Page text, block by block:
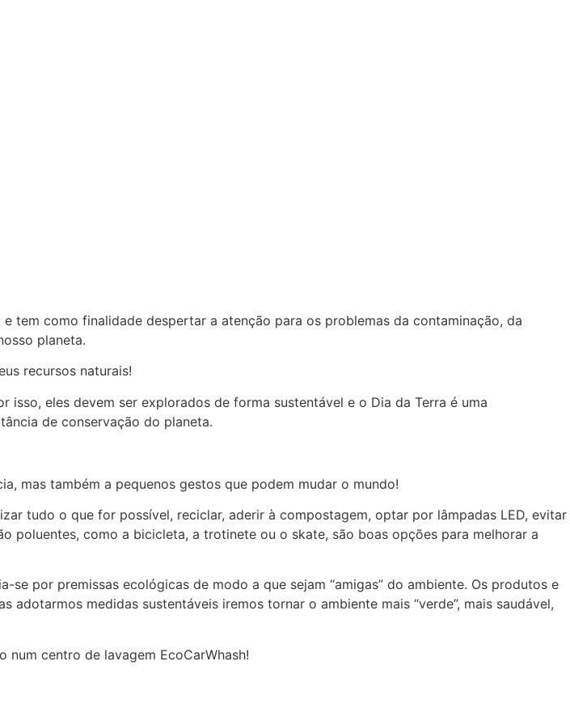
tem como finalidade despertar a atenção para os problemas da contaminação, da
planeta.
recursos naturais!
eles devem ser explorados de forma sustentável e o Dia da Terra é uma
de conservação do planeta.
mas também a pequenos gestos que podem mudar o mundo!
tudo o que for possível, reciclar, aderir à compostagem, optar por lâmpadas LED, evitar
como a bicicleta, a trotinete ou o skate, são boas opções para melhorar a
por premissas ecológicas de modo a que sejam “amigas” do ambiente. Os produtos e
medidas sustentáveis iremos tornar o ambiente mais “verde”, mais saudável,
num centro de lavagem EcoCarWhash!